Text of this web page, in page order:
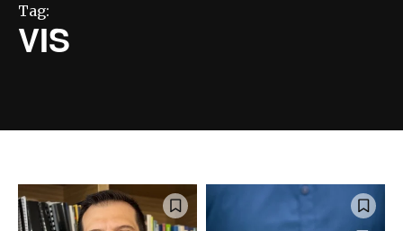
Tag:
VIS